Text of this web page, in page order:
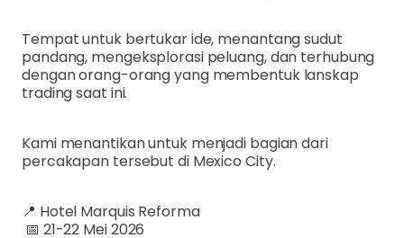
Tempat untuk bertukar ide, menantang sudut
pandang, mengeksplorasi peluang, dan terhubung
dengan orang-orang yang membentuk lanskap
trading saat ini.
Kami menantikan untuk menjadi bagian dari
percakapan tersebut di Mexico City.
📍 Hotel Marquis Reforma
📅 21-22 Mei 2026